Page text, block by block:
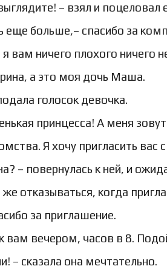
– взял и поцеловал
еще больше,– спасибо за
вам ничего плохого
а это моя дочь Маша.
голосок девочка.
принцесса! А меня
Я хочу пригласить вас
– повернулась к ней, и
отказываться, когда
за приглашение.
вам вечером, часов в 8.
– сказала она мечтательно.